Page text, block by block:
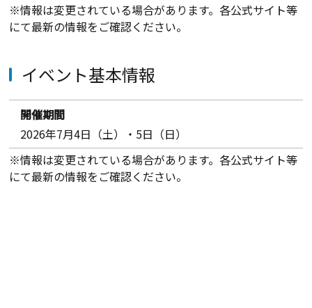
※情報は変更されている場合があります。各公式サイト等
にて最新の情報をご確認ください。
イベント基本情報
開催期間
2026年7月4日（土）・5日（日）
※情報は変更されている場合があります。各公式サイト等
にて最新の情報をご確認ください。